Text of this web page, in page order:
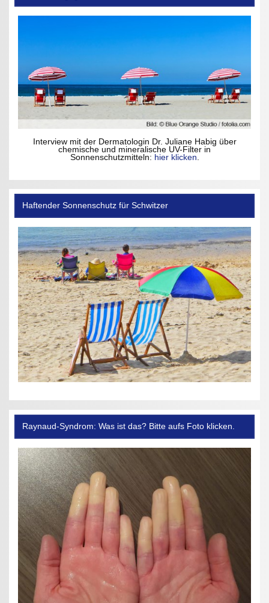
Interview mit der Dermatologin Dr. Juliane Habig über
chemische und mineralische UV-Filter in
Sonnenschutzmitteln: hier klicken.
Haftender Sonnenschutz für Schwitzer
Raynaud-Syndrom: Was ist das? Bitte aufs Foto klicken.